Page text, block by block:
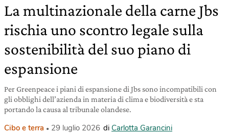
La multinazionale della carne Jbs
rischia uno scontro legale sulla
sostenibilità del suo piano di
espansione
Per Greenpeace i piani di espansione di Jbs sono incompatibili con
gli obblighi dell’azienda in materia di clima e biodiversità e sta
portando la causa al tribunale olandese.
Cibo e terra 29 luglio 2026 di Carlotta Garancini